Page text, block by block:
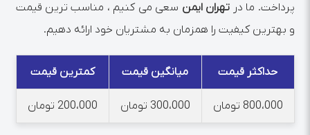
پرداخت. ما در تهران ایمن سعی می کنیم ، مناسب ترین قیمت
و بهترین کیفیت را همزمان به مشتریان خود ارائه دهیم.
حداکثر قیمت میانگین قیمت کمترین قیمت
800،000 تومان 300،000 تومان 200،000 تومان